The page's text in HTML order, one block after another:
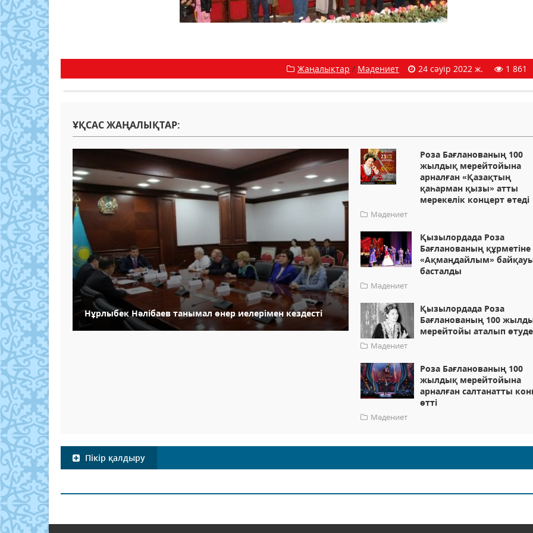
Жаңалықтар / Мәдениет 24 сәуір 2022 ж. 1 861
ҰҚСАС ЖАҢАЛЫҚТАР:
Нұрлыбек Нәлібаев танымал өнер иелерімен кездесті
Роза Бағланованың 100
жылдық мерейтойына
арналған «Қазақтың
қаһарман қызы» атты
мерекелік концерт өтеді
Мәдениет
Қызылордада Роза
Бағланованың құрметіне
«Ақмаңдайлым»
басталды
Мәдениет
Қызылордада Роза
Бағланованың 100
мерейтойы аталып өтуде
Мәдениет
Роза Бағланованың 100
жылдық мерейтойына
арналған салтанатты
өтті
Мәдениет
Пікір қалдыру